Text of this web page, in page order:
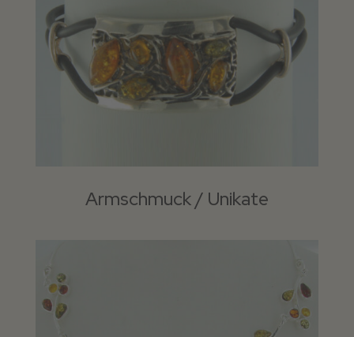
Armschmuck / Unikate